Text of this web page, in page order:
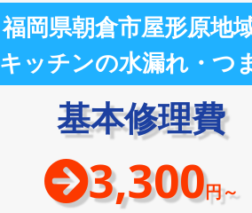
福岡県朝倉市屋形原地
キッチンの水漏れ・つ
基本修理費
3,300円～